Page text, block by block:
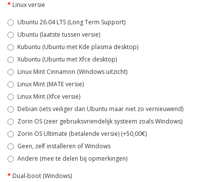
Linux versie
Ubuntu 26.04 LTS (Long Term Support)
Ubuntu (laatste tussen versie)
Kubuntu (Ubuntu met Kde plasma desktop)
Xubuntu (Ubuntu met Xfce desktop)
Linux Mint Cinnamon (Windows uitzicht)
Linux Mint (MATE versie)
Linux Mint (Xfce versie)
Debian (iets veiliger dan Ubuntu maar niet zo vernieuwend)
Zorin OS (zeer gebruiksvriendelijk systeem zoals Windows)
Zorin OS Ultimate (betalende versie) (+50,00€)
Geen, zelf installeren of Windows
Andere (mee te delen bij opmerkingen)
Dual-boot (Windows)